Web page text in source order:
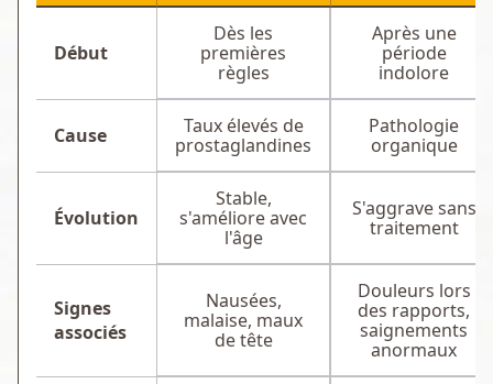
Début
Dès les
premières
règles
Après une
période
indolore
Cause
Taux élevés de
prostaglandines
Pathologie
organique
Évolution
Stable,
s'améliore avec
l'âge
S'aggrave sans
traitement
Signes
associés
Nausées,
malaise, maux
de tête
Douleurs lors
des rapports,
saignements
anormaux